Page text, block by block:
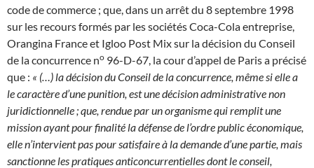
code de commerce ; que, dans un arrêt du 8 septembre 1998
sur les recours formés par les sociétés Coca-Cola entreprise,
Orangina France et Igloo Post Mix sur la décision du Conseil
de la concurrence no 96-D-67, la cour d’appel de Paris a précisé
que : « (…) la décision du Conseil de la concurrence, même si elle a
le caractère d’une punition, est une décision administrative non
juridictionnelle ; que, rendue par un organisme qui remplit une
mission ayant pour finalité la défense de l’ordre public économique,
elle n’intervient pas pour satisfaire à la demande d’une partie, mais
sanctionne les pratiques anticoncurrentielles dont le conseil,